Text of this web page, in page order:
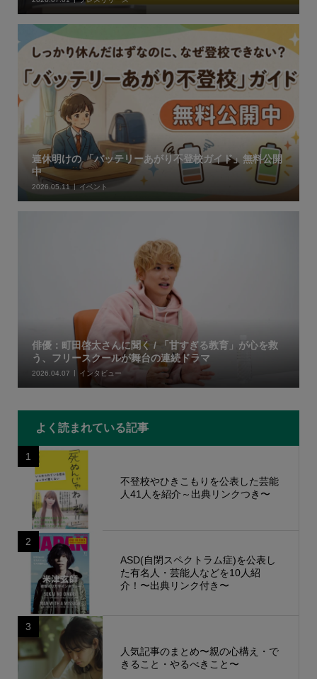
連休明けの 「バッテリーあがり不登校ガイド」無料公開
中
2026.05.11 イベント
俳優：町田啓太さんに聞く / 「甘すぎる教育」が心を救
う、フリースクールが舞台の連続ドラマ
2026.04.07 インタビュー
よく読まれている記事
1
不登校やひきこもりを公表した芸能
人41人を紹介～出典リンクつき〜
2
ASD(自閉スペクトラム症)を公表し
た有名人・芸能人などを10人紹
介！〜出典リンク付き〜
3
人気記事のまとめ〜親の心構え・で
きること・やるべきこと〜